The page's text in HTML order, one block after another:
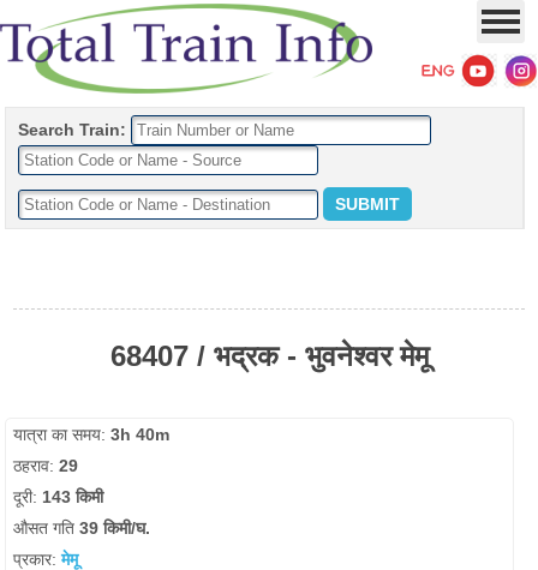
Search Train:
68407 / भद्रक - भुवनेश्वर मेमू
यात्रा का समय:3h 40m
ठहराव:29
दूरी: 143 किमी
औसत गति39 किमी/घ.
प्रकार:मेमू